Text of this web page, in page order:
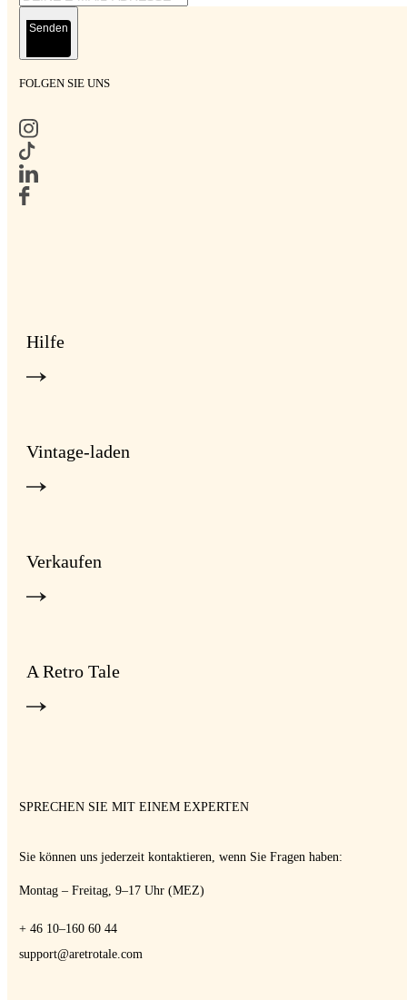
Senden
FOLGEN SIE UNS
Hilfe
Vintage-laden
Verkaufen
A Retro Tale
SPRECHEN SIE MIT EINEM EXPERTEN
Sie können uns jederzeit kontaktieren, wenn Sie Fragen haben:
Montag – Freitag, 9–17 Uhr (MEZ)
+ 46 10–160 60 44
support@aretrotale.com